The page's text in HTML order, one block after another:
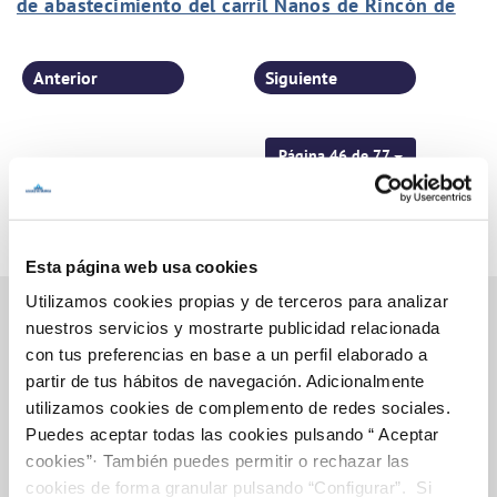
Esta página web usa cookies
Utilizamos cookies propias y de terceros para analizar
nuestros servicios y mostrarte publicidad relacionada
con tus preferencias en base a un perfil elaborado a
partir de tus hábitos de navegación. Adicionalmente
utilizamos cookies de complemento de redes sociales.
Puedes aceptar todas las cookies pulsando “ Aceptar
cookies”· También puedes permitir o rechazar las
cookies de forma granular pulsando “Configurar”. Si
Página 46 de 77
Anterior Siguiente
Inicio
Gestiones Online